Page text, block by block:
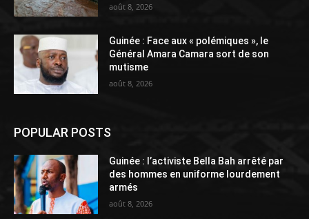
août 8, 2026
Guinée : Face aux « polémiques », le
Général Amara Camara sort de son
mutisme
août 8, 2026
POPULAR POSTS
Guinée : l’activiste Bella Bah arrêté par
des hommes en uniforme lourdement
armés
août 8, 2026